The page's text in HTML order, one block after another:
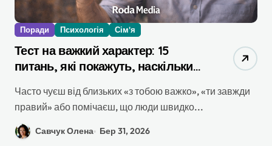
Поради Психологія Сім'я
Тест на важкий характер: 15
питань, які покажуть, наскільки
Часто чуєш від близьких «з тобою важко», «ти завжди
правий» або помічаєш, що люди швидко...
Савчук Олена Бер 31, 2026